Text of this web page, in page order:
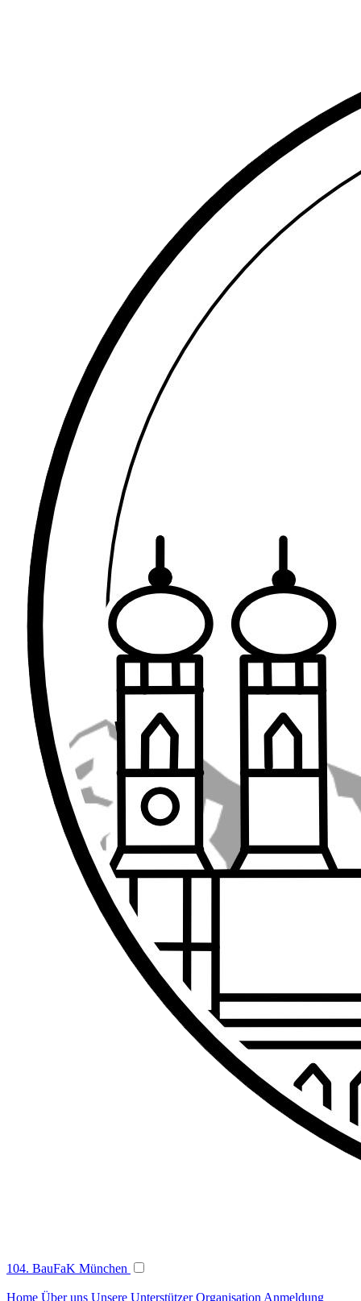
104. BauFaK München
Home Über uns Unsere Unterstützer Organisation Anmeldung